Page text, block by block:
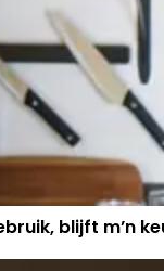
blijft m’n